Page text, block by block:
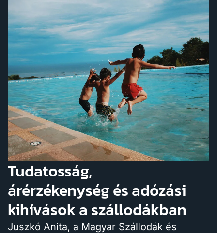
Tudatosság,
árérzékenység és adózási
kihívások a szállodákban
Juszkó Anita, a Magyar Szállodák és